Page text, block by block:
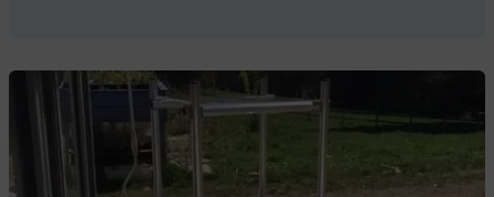
TABLE
DESSERTE
ALUMINIUM